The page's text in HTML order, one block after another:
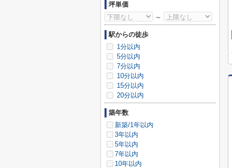
坪単価
～
駅からの徒歩
1分以内
5分以内
7分以内
10分以内
15分以内
20分以内
築年数
新築/1年以内
3年以内
5年以内
7年以内
10年以内